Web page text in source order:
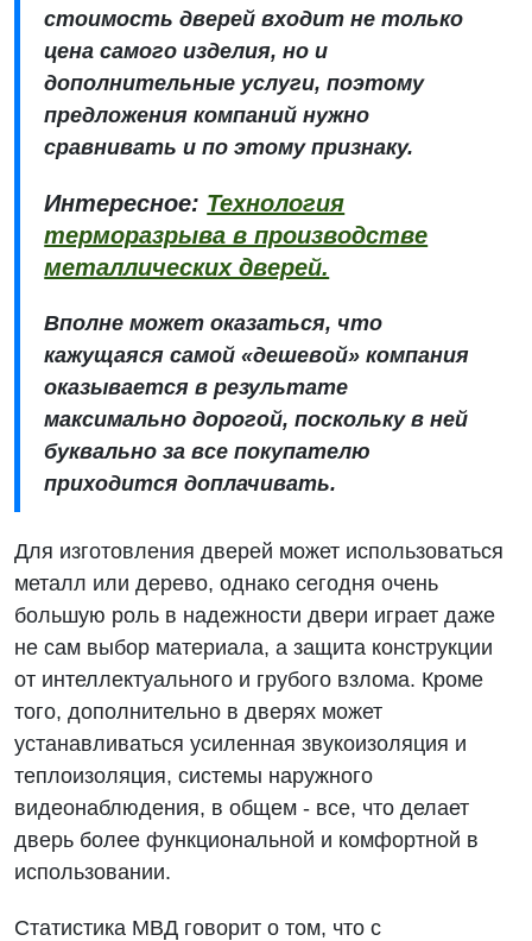
стоимость дверей входит не только
цена самого изделия, но и
дополнительные услуги, поэтому
предложения компаний нужно
сравнивать и по этому признаку.
Интересное: Технология
терморазрыва в производстве
металлических дверей.
Вполне может оказаться, что
кажущаяся самой «дешевой» компания
оказывается в результате
максимально дорогой, поскольку в ней
буквально за все покупателю
приходится доплачивать.
Для изготовления дверей может использоваться
металл или дерево, однако сегодня очень
большую роль в надежности двери играет даже
не сам выбор материала, а защита конструкции
от интеллектуального и грубого взлома. Кроме
того, дополнительно в дверях может
устанавливаться усиленная звукоизоляция и
теплоизоляция, системы наружного
видеонаблюдения, в общем - все, что делает
дверь более функциональной и комфортной в
использовании.
Статистика МВД говорит о том, что с